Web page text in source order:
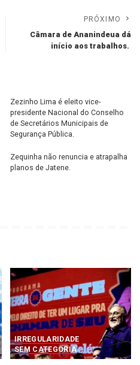
PRÓXIMO
Câmara de Ananindeua dá
início aos trabalhos.
Zezinho Lima é eleito vice-
presidente Nacional do Conselho
de Secretários Municipais de
Segurança Pública.
Zequinha não renuncia e atrapalha
planos de Jatene.
IRREGULARIDADE
SEM CATEGORIA